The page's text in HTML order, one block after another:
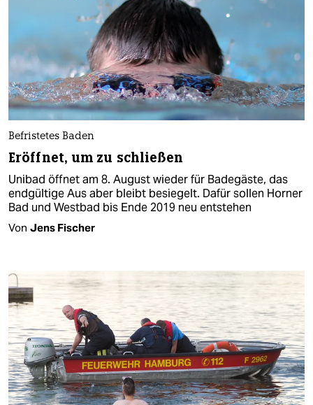
Befristetes Baden
Eröffnet, um zu schließen
Unibad öffnet am 8. August wieder für Badegäste, das
endgültige Aus aber bleibt besiegelt. Dafür sollen Horner
Bad und Westbad bis Ende 2019 neu entstehen
Von Jens Fischer